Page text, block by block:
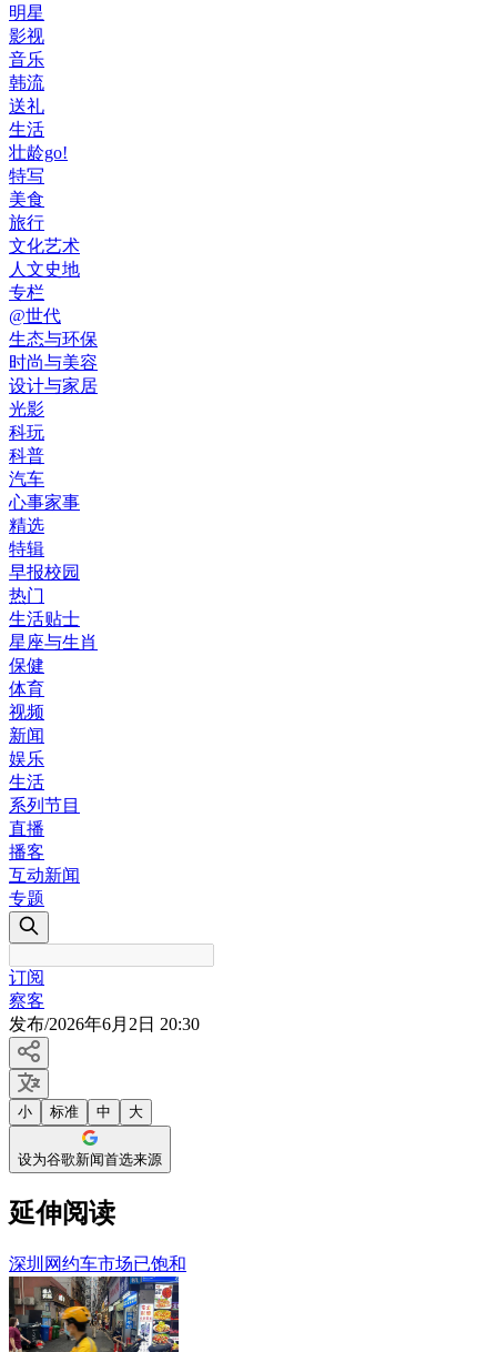
明星
影视
音乐
韩流
送礼
生活
壮龄go!
特写
美食
旅行
文化艺术
人文史地
专栏
@世代
生态与环保
时尚与美容
设计与家居
光影
科玩
科普
汽车
心事家事
精选
特辑
早报校园
热门
生活贴士
星座与生肖
保健
体育
视频
新闻
娱乐
生活
系列节目
直播
播客
互动新闻
专题
订阅
察客
发布/2026年6月2日 20:30
小 标准 中 大
设为谷歌新闻首选来源
延伸阅读
深圳网约车市场已饱和